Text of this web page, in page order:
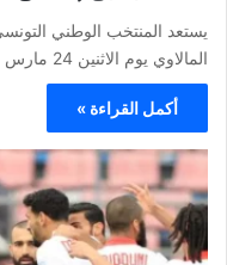
يستعد المنتخب الوطني
المالاوي يوم الاثنين 24 مارس 2025، في تمام الساعة العاشرة ليلاً…
أكمل القراءة »